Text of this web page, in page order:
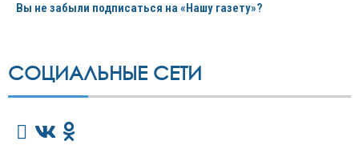
Вы не забыли подписаться на «Нашу газету»?
СОЦИАЛЬНЫЕ СЕТИ